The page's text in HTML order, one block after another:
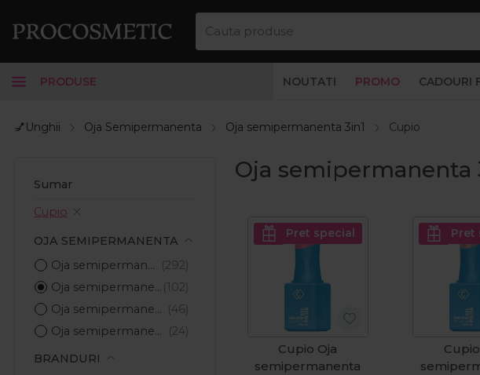
PRODUSE NOUTATI PROMO CADOURI
💅Unghii Oja Semipermanenta Oja semipermanenta 3in1 Cupio
Sumar
Cupio
OJA SEMIPERMANENTA
Oja semipermanenta
Oja semipermanenta 3in1
Oja semipermanenta magnetica
Oja semipermanenta termica
BRANDURI
Oja semipermanenta
Pret special
Cupio Oja
semipermanenta
Pret